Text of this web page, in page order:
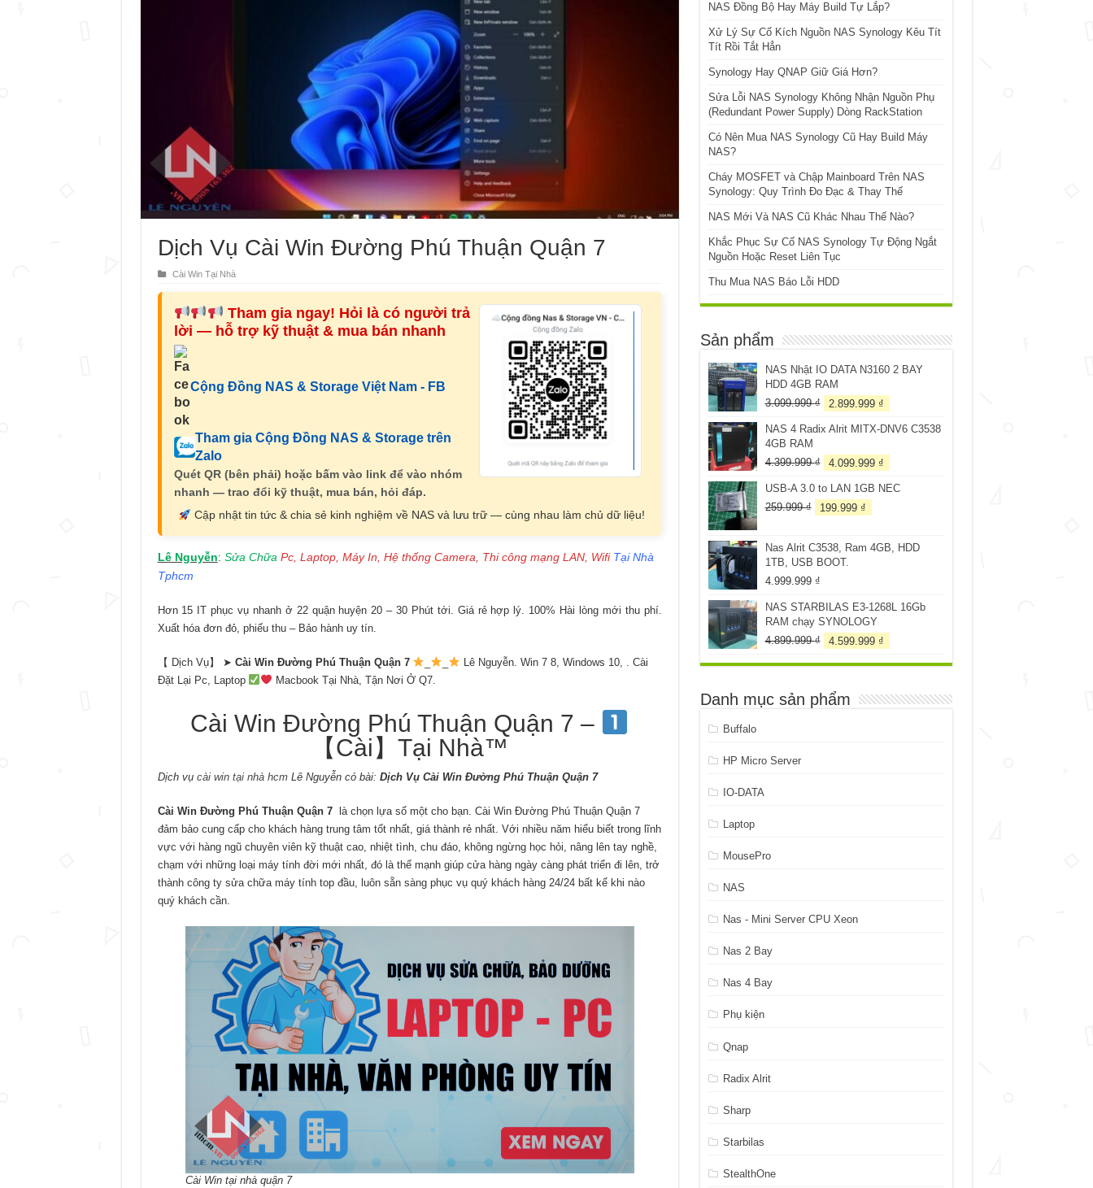
Dịch Vụ Cài Win Đường Phú Thuận Quận 7
Cài Win Tại Nhà
Tham gia ngay! Hỏi là có người trả
lời — hỗ trợ kỹ thuật & mua bán nhanh
Cộng Đồng NAS & Storage Việt Nam - FB
Tham gia Cộng Đồng NAS & Storage trên
Zalo
Quét QR (bên phải) hoặc bấm vào link để vào nhóm
nhanh — trao đổi kỹ thuật, mua bán, hỏi đáp.
Cập nhật tin tức & chia sẻ kinh nghiệm về NAS và lưu trữ — cùng nhau làm chủ dữ liệu!
Lê Nguyễn: Sửa Chữa Pc, Laptop, Máy In, Hệ thống Camera, Thi công mạng LAN, Wifi Tại Nhà
Tphcm
Hơn 15 IT phục vụ nhanh ở 22 quận huyện 20 – 30 Phút tới. Giá rẻ hợp lý. 100% Hài lòng mới thu phí.
Xuất hóa đơn đỏ, phiếu thu – Bảo hành uy tín.
【 Dịch Vụ】 ➤ Cài Win Đường Phú Thuận Quận 7
Lê Nguyễn. Win 7 8, Windows 10, . Cài
Đặt Lại Pc, Laptop
Macbook Tại Nhà, Tận Nơi Ở Q7.
Cài Win Đường Phú Thuận Quận 7 –
【Cài】Tại Nhà™
Dịch vụcài win tại nhà hcmLê Nguyễn có bài: Dịch Vụ Cài Win Đường Phú Thuận Quận 7
Cài Win Đường Phú Thuận Quận 7
là chọn lựa số một cho bạn. Cài Win Đường Phú Thuận Quận 7
đảm bảo cung cấp cho khách hàng trung tâm tốt nhất, giá thành rẻ nhất. Với nhiều năm hiểu biết trong lĩnh
vực với hàng ngũ chuyên viên kỹ thuật cao, nhiệt tình, chu đáo, không ngừng học hỏi, nâng lên tay nghề,
chạm với những loại máy tính đời mới nhất, đó là thế mạnh giúp cửa hàng ngày càng phát triển đi lên, trở
thành công ty sửa chữa máy tính top đầu, luôn sẵn sàng phục vụ quý khách hàng 24/24 bất kể khi nào
quý khách cần.
Cài Win tại nhà quận 7
NAS Đồng Bộ Hay Máy Build Tự Lắp?
Xử Lý Sự Cố Kích Nguồn NAS Synology Kêu Tít
Tít Rồi Tắt Hẳn
Synology Hay QNAP Giữ Giá Hơn?
Sửa Lỗi NAS Synology Không Nhận Nguồn Phụ
(Redundant Power Supply) Dòng RackStation
Có Nên Mua NAS Synology Cũ Hay Build Máy
NAS?
Cháy MOSFET và Chập Mainboard Trên NAS
Synology: Quy Trình Đo Đạc & Thay Thế
NAS Mới Và NAS Cũ Khác Nhau Thế Nào?
Khắc Phục Sự Cố NAS Synology Tự Động Ngắt
Nguồn Hoặc Reset Liên Tục
Thu Mua NAS Báo Lỗi HDD
Sản phẩm
NAS Nhật IO DATA N3160 2 BAY
HDD 4GB RAM
3.099.999₫
Giá
là:
2.899.999 ₫
tại
NAS 4 Radix Alrit MITX-DNV6 C3538
4GB RAM
4.399.999₫
Giá
là:
4.399.999 ₫.
4.099.999 ₫
tại
USB-A 3.0 to LAN 1GB NEC
259.999₫
Giá
259.999 ₫.
199.999 ₫
là:
Nas Alrit C3538, Ram 4GB, HDD
1TB, USB BOOT.
4.999.999 ₫
NAS STARBILAS E3-1268L 16Gb
RAM chạy SYNOLOGY
4.899.999₫
Giá
là:
4.599.999 ₫
tại
4.599.999 ₫.
Danh mục sản phẩm
Buffalo
HP Micro Server
IO-DATA
Laptop
MousePro
NAS
Nas - Mini Server CPU Xeon
Nas 2 Bay
Nas 4 Bay
Phụ kiện
Qnap
Radix Alrit
Sharp
Starbilas
StealthOne